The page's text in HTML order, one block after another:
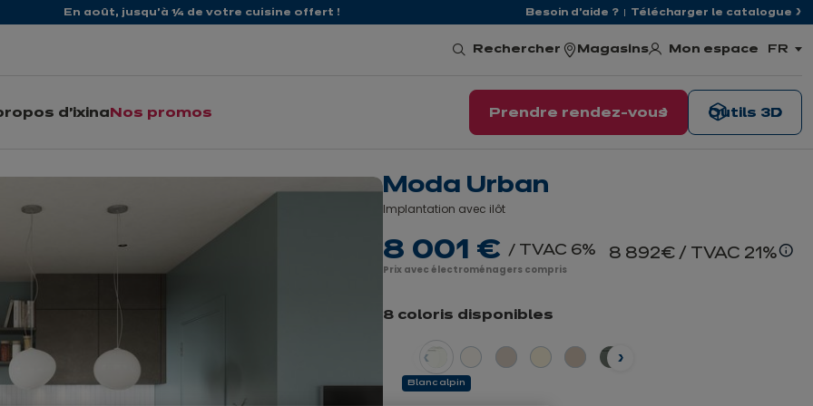
En août, jusqu'à ¼ de votre cuisine offert ! Besoin d'aide ? Télécharger le catalogue
Rechercher Magasins Mon espace FR
,
d'ixina Nos promos Outils 3D
Prendre rendez-vous
Moda Urban
Implantation avec ilôt
8 001 € / TVAC 6% 8 892€ / TVAC 21% En
Prix avec électroménagers compris
8 coloris disponibles
Blanc alpin